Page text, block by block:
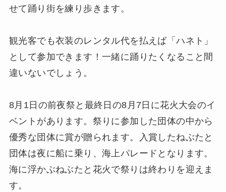
せて踊り街を練り歩きます。
観光客でも衣装のレンタル代を払えば「ハネト」
として参加できます！一緒に踊りたくなること間
違いないでしょう。
8月1日の前夜祭と最終日の8月7日に花火大会のイ
ベントがあります。祭りに参加した団体の中から
優秀な団体に賞が贈られます。入賞したねぶたと
団体は夜に船に乗り、海上パレードとなります。
海に浮かぶねぶたと花火で祭りは終わりを迎えま
す。